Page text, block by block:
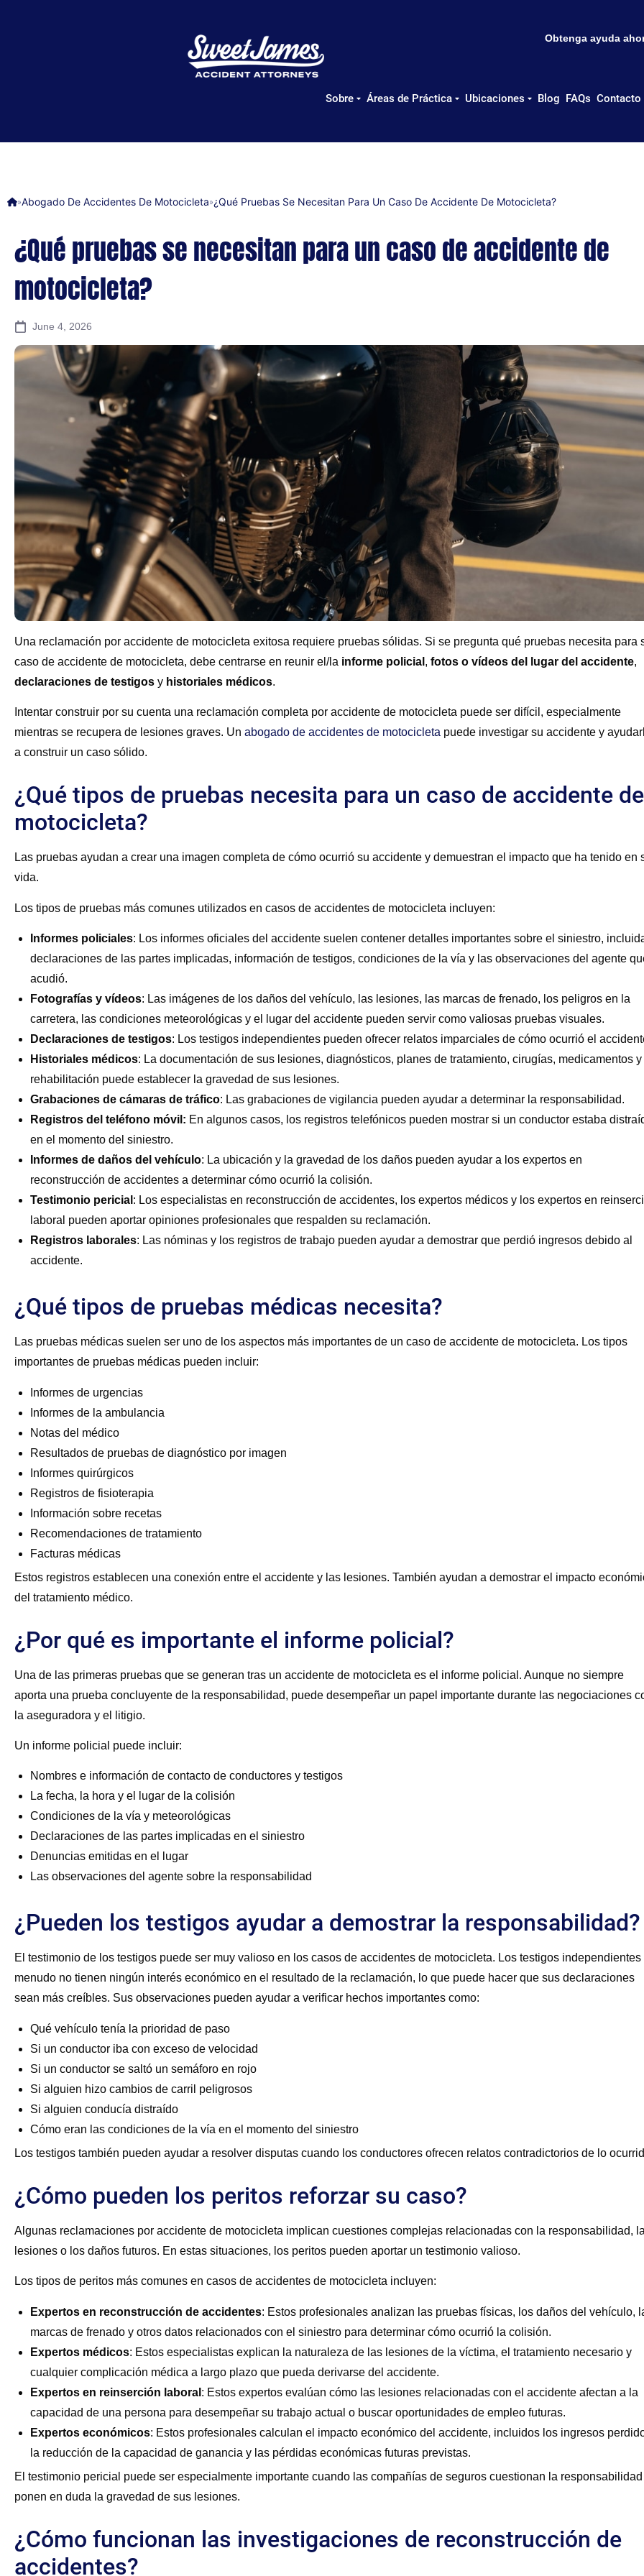
Sobre Áreas de Práctica Ubicaciones Blog FAQs Contacto
Obtenga ayuda
»Abogado De Accidentes De Motocicleta»¿Qué Pruebas Se Necesitan Para Un Caso De Accidente De Motocicleta?
¿Qué pruebas se necesitan para un caso de accidente de
motocicleta?
June 4, 2026
Una reclamación por accidente de motocicleta exitosa requiere pruebas sólidas. Si se pregunta qué pruebas necesita para
caso de accidente de motocicleta, debe centrarse en reunir el/la informe policial , fotos o vídeos del lugar del accidente,
declaraciones de testigos y historiales médicos.
Intentar construir por su cuenta una reclamación completa por accidente de motocicleta puede ser difícil, especialmente
mientras se recupera de lesiones graves. Un abogado de accidentes de motocicleta puede investigar su accidente y
a construir un caso sólido.
¿Qué tipos de pruebas necesita para un caso de accidente de
motocicleta?
Las pruebas ayudan a crear una imagen completa de cómo ocurrió su accidente y demuestran el impacto que ha tenido en
vida.
Los tipos de pruebas más comunes utilizados en casos de accidentes de motocicleta incluyen:
Informes policiales: Los informes oficiales del accidente suelen contener detalles importantes sobre el siniestro,
declaraciones de las partes implicadas, información de testigos, condiciones de la vía y las observaciones del agente
acudió.
Fotografías y vídeos: Las imágenes de los daños del vehículo, las lesiones, las marcas de frenado, los peligros en la
carretera, las condiciones meteorológicas y el lugar del accidente pueden servir como valiosas pruebas visuales.
Declaraciones de testigos: Los testigos independientes pueden ofrecer relatos imparciales de cómo ocurrió el
Historiales médicos: La documentación de sus lesiones, diagnósticos, planes de tratamiento, cirugías, medicamentos y
rehabilitación puede establecer la gravedad de sus lesiones.
Grabaciones de cámaras de tráfico: Las grabaciones de vigilancia pueden ayudar a determinar la responsabilidad.
Registros del teléfono móvil: En algunos casos, los registros telefónicos pueden mostrar si un conductor estaba
en el momento del siniestro.
Informes de daños del vehículo: La ubicación y la gravedad de los daños pueden ayudar a los expertos en
reconstrucción de accidentes a determinar cómo ocurrió la colisión.
Testimonio pericial : Los especialistas en reconstrucción de accidentes, los expertos médicos y los expertos en
laboral pueden aportar opiniones profesionales que respalden su reclamación.
Registros laborales: Las nóminas y los registros de trabajo pueden ayudar a demostrar que perdió ingresos debido al
accidente.
¿Qué tipos de pruebas médicas necesita?
Las pruebas médicas suelen ser uno de los aspectos más importantes de un caso de accidente de motocicleta. Los tipos
importantes de pruebas médicas pueden incluir:
Informes de urgencias
Informes de la ambulancia
Notas del médico
Resultados de pruebas de diagnóstico por imagen
Informes quirúrgicos
Registros de fisioterapia
Información sobre recetas
Recomendaciones de tratamiento
Facturas médicas
Estos registros establecen una conexión entre el accidente y las lesiones. También ayudan a demostrar el impacto
del tratamiento médico.
¿Por qué es importante el informe policial?
Una de las primeras pruebas que se generan tras un accidente de motocicleta es el informe policial. Aunque no siempre
aporta una prueba concluyente de la responsabilidad, puede desempeñar un papel importante durante las negociaciones
la aseguradora y el litigio.
Un informe policial puede incluir:
Nombres e información de contacto de conductores y testigos
La fecha, la hora y el lugar de la colisión
Condiciones de la vía y meteorológicas
Declaraciones de las partes implicadas en el siniestro
Denuncias emitidas en el lugar
Las observaciones del agente sobre la responsabilidad
¿Pueden los testigos ayudar a demostrar la responsabilidad?
El testimonio de los testigos puede ser muy valioso en los casos de accidentes de motocicleta. Los testigos independientes
menudo no tienen ningún interés económico en el resultado de la reclamación, lo que puede hacer que sus declaraciones
sean más creíbles. Sus observaciones pueden ayudar a verificar hechos importantes como:
Qué vehículo tenía la prioridad de paso
Si un conductor iba con exceso de velocidad
Si un conductor se saltó un semáforo en rojo
Si alguien hizo cambios de carril peligrosos
Si alguien conducía distraído
Cómo eran las condiciones de la vía en el momento del siniestro
Los testigos también pueden ayudar a resolver disputas cuando los conductores ofrecen relatos contradictorios de lo
¿Cómo pueden los peritos reforzar su caso?
Algunas reclamaciones por accidente de motocicleta implican cuestiones complejas relacionadas con la responsabilidad,
lesiones o los daños futuros. En estas situaciones, los peritos pueden aportar un testimonio valioso.
Los tipos de peritos más comunes en casos de accidentes de motocicleta incluyen:
Expertos en reconstrucción de accidentes: Estos profesionales analizan las pruebas físicas, los daños del vehículo,
marcas de frenado y otros datos relacionados con el siniestro para determinar cómo ocurrió la colisión.
Expertos médicos: Estos especialistas explican la naturaleza de las lesiones de la víctima, el tratamiento necesario y
cualquier complicación médica a largo plazo que pueda derivarse del accidente.
Expertos en reinserción laboral : Estos expertos evalúan cómo las lesiones relacionadas con el accidente afectan a la
capacidad de una persona para desempeñar su trabajo actual o buscar oportunidades de empleo futuras.
Expertos económicos: Estos profesionales calculan el impacto económico del accidente, incluidos los ingresos
la reducción de la capacidad de ganancia y las pérdidas económicas futuras previstas.
El testimonio pericial puede ser especialmente importante cuando las compañías de seguros cuestionan la
ponen en duda la gravedad de sus lesiones.
¿Cómo funcionan las investigaciones de reconstrucción de
accidentes?